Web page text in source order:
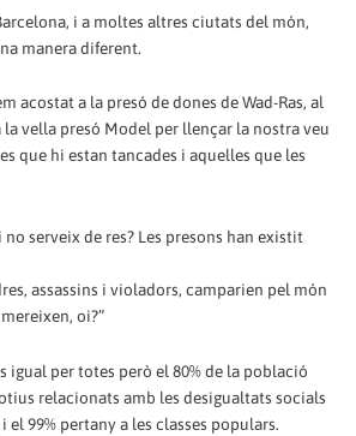
i a moltes altres ciutats del món,
manera diferent.
acostat a la presó de dones de Wad-Ras, al
la vella presó Model per llençar la nostra veu
que hi estan tancades i aquelles que les
serveix de res? Les presons han existit
assassins i violadors, camparien pel món
oi?”
igual per totes però el 80% de la població
relacionats amb les desigualtats socials
99% pertany a les classes populars.